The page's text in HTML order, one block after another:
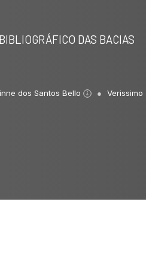
DAS BACIAS
dos Santos Bello
Verissimo